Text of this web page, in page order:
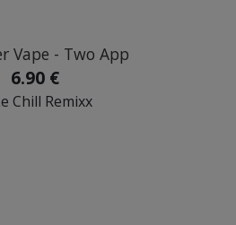
Vape - Two App
6.90 €